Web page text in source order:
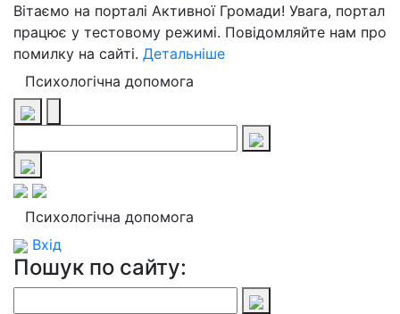
Вітаємо на порталі Активної Громади! Увага, портал
працює у тестовому режимі. Повідомляйте нам про
помилку на сайті. Детальніше
Психологічна допомога
Психологічна допомога
Вхід
Пошук по сайту: